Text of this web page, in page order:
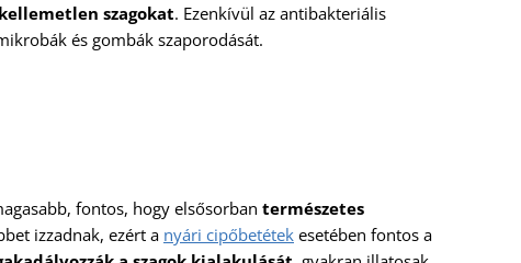
szagokat. Ezenkívül az antibakteriális
és gombák szaporodását.
fontos, hogy elsősorban természetes
izzadnak, ezért a nyári cipőbetétek esetében fontos a